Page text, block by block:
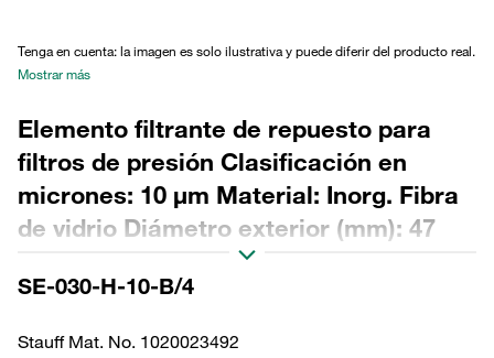
Tenga en cuenta: la imagen es solo ilustrativa y puede diferir del producto real.
Mostrar más
Elemento filtrante de repuesto para
filtros de presión Clasificación en
micrones: 10 µm Material: Inorg. Fibra
de vidrio Diámetro exterior (mm): 47
Diámetro interior (mm): 22,2 Longitud
(mm): 153 Sellado: NBR, relación β
SE-030-H-10-B/4
Stauff Mat. No. 1020023492